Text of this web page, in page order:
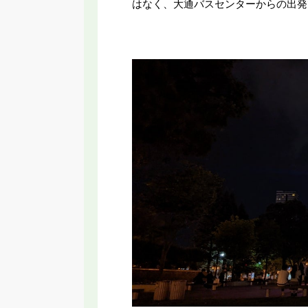
はなく、大通バスセンターからの出